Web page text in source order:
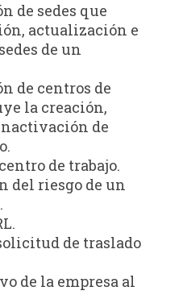
de sedes que
actualización e
de un
de centros de
la creación,
de
de trabajo.
del riesgo de un
de traslado
de la empresa al